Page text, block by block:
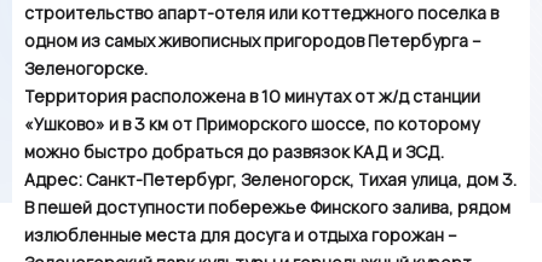
строительство апарт-отеля или коттеджного поселка в
одном из самых живописных пригородов Петербурга –
Зеленогорске.
Территория расположена в 10 минутах от ж/д станции
«Ушково» и в 3 км от Приморского шоссе, по которому
можно быстро добраться до развязок КАД и ЗСД.
Адрес: Санкт-Петербург, Зеленогорск, Тихая улица, дом 3.
В пешей доступности побережье Финского залива, рядом
излюбленные места для досуга и отдыха горожан –